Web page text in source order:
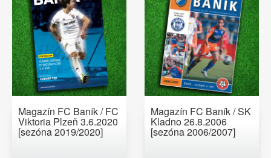
Magazín FC Baník / FC
Viktoria Plzeň 3.6.2020
[sezóna 2019/2020]
Magazín FC Baník / SK
Kladno 26.8.2006
[sezóna 2006/2007]